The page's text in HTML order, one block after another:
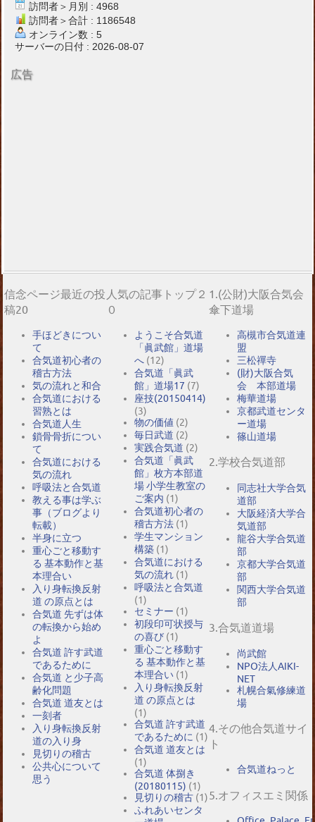
訪問者＞月別 : 4968
訪問者＞合計 : 1186548
オンライン数 : 5
サーバーの日付 : 2026-08-07
広告
信念ページ最近の投
稿20
手ほどきについ
て
合気道初心者の
稽古方法
気の流れと和合
合気道における
習熟とは
合気道人生
鎖骨骨折につい
て
合気道における
気の流れ
呼吸法と合気道
教える事は学ぶ
事（ブログより
転載）
半身に立つ
重心ごと移動す
る 基本動作と基
本理合い
入り身転換反射
道 の原点とは
合気道 先ずは体
の転換から始め
よ
合気道 許す武道
であるために
合気道 と少子高
齢化問題
合気道 道友とは
一刻者
入り身転換反射
道の入り身
見切りの稽古
公共心について
思う
人気の記事トップ２
０
ようこそ合気道
「眞武館」道場
へ (12)
合気道「眞武
館」道場17 (7)
座技(20150414)
(3)
物の価値 (2)
毎日武道 (2)
実践合気道 (2)
合気道「眞武
館」枚方本部道
場 小学生教室の
ご案内 (1)
合気道初心者の
稽古方法 (1)
学生マンション
構築 (1)
合気道における
気の流れ (1)
呼吸法と合気道
(1)
セミナー (1)
初段印可状授与
の喜び (1)
重心ごと移動す
る 基本動作と基
本理合い (1)
入り身転換反射
道 の原点とは
(1)
合気道 許す武道
であるために (1)
合気道 道友とは
(1)
合気道 体捌き
(20180115) (1)
見切りの稽古 (1)
ふれあいセンタ
1.(公財)大阪合気会
傘下道場
高槻市合気道連
盟
三松禪寺
(財)大阪合気
会 本部道場
梅華道場
京都武道センタ
ー道場
篠山道場
2.学校合気道部
同志社大学合気
道部
大阪経済大学合
気道部
龍谷大学合気道
部
京都大学合気道
部
関西大学合気道
部
3.合気道道場
尚武館
NPO法人AIKI-
NET
札幌合氣修練道
場
4.その他合気道サイ
ト
合気道ねっと
5.オフィスエミ関係